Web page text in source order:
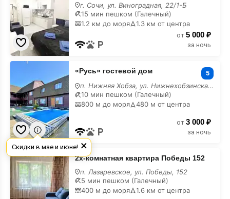
Б
в
горах
г. Сочи, ул. Виноградная, 22/1-Б
15 мин пешком (Галечный)
1.2 км до моря
1.3 км от центра
от 5 000 ₽
за ночь
«Русь»
в
горах
«Русь» гостевой дом 5
п. Нижняя Хобза, ул. Нижнехобзинская, 8
10 мин пешком (Галечный)
800 м до моря
480 м от центра
от 3 000 ₽
за ночь
2х-
комнатная
квартира
Победы
152
в
2х-комнатная квартира Победы 152
п. Лазаревское, ул. Победы, 152
5 мин пешком (Галечный)
400 м до моря
1.6 км от центра
×
Скидки в мае и июне!